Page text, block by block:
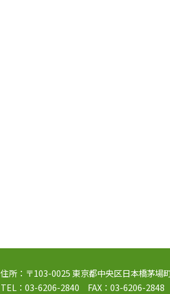
住所：〒103-0025 東京都中央区日本橋茅場
TEL：03-6206-2840 FAX：03-6206-2848